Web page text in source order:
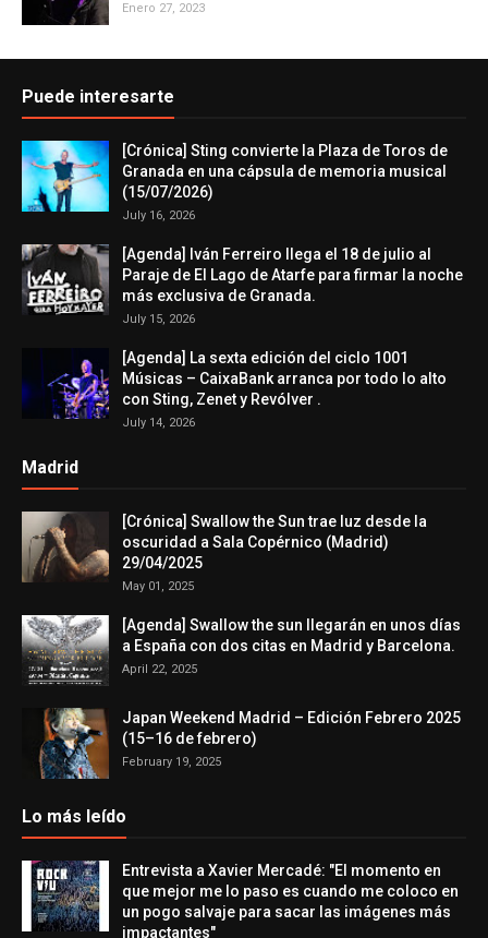
Enero 27, 2023
Puede interesarte
[Crónica] Sting convierte la Plaza de Toros de
Granada en una cápsula de memoria musical
(15/07/2026)
July 16, 2026
[Agenda] Iván Ferreiro llega el 18 de julio al
Paraje de El Lago de Atarfe para firmar la noche
más exclusiva de Granada.
July 15, 2026
[Agenda] La sexta edición del ciclo 1001
Músicas – CaixaBank arranca por todo lo alto
con Sting, Zenet y Revólver .
July 14, 2026
Madrid
[Crónica] Swallow the Sun trae luz desde la
oscuridad a Sala Copérnico (Madrid)
29/04/2025
May 01, 2025
[Agenda] Swallow the sun llegarán en unos días
a España con dos citas en Madrid y Barcelona.
April 22, 2025
Japan Weekend Madrid – Edición Febrero 2025
(15–16 de febrero)
February 19, 2025
Lo más leído
Entrevista a Xavier Mercadé: "El momento en
que mejor me lo paso es cuando me coloco en
un pogo salvaje para sacar las imágenes más
impactantes"